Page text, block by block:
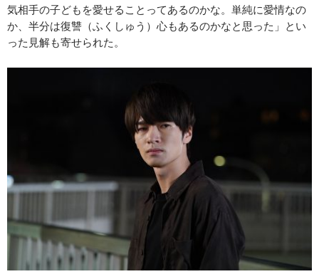
気相手の子どもを愛せることってあるのかな。単純に愛情なの
か、半分は復讐（ふくしゅう）心もあるのかなと思った」とい
った見解も寄せられた。